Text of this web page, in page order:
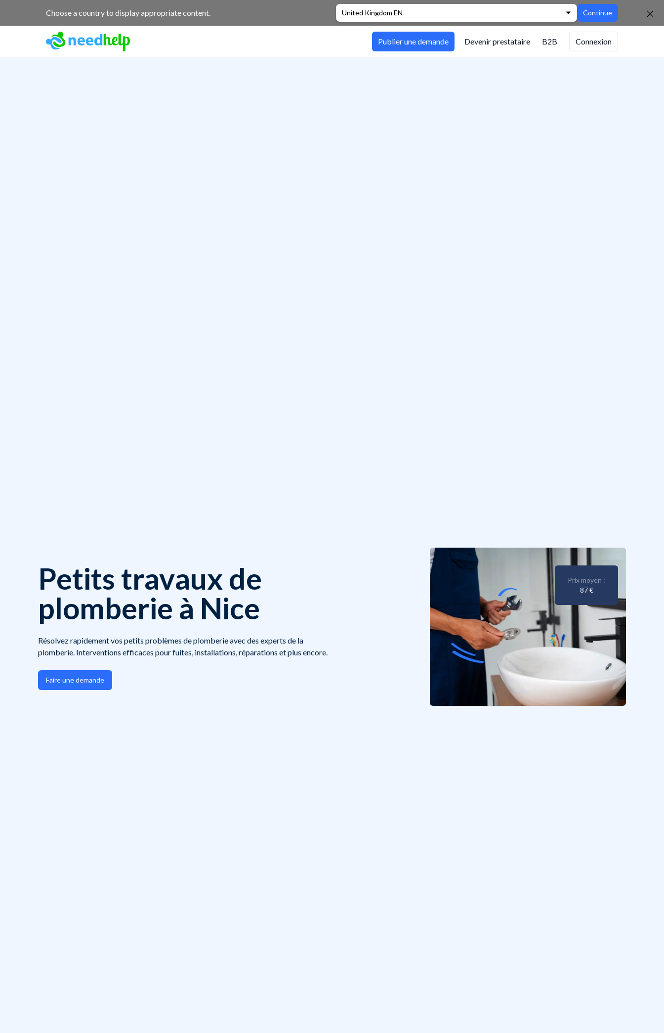
Choose a country to display appropriate content. United Kingdom EN Continue
Publier une demande Devenir prestataire B2B Connexion
Petits travaux de
plomberie à Nice
Résolvez rapidement vos petits problèmes de plomberie avec des experts de la
plomberie. Interventions efficaces pour fuites, installations, réparations et plus encore.
Faire une demande
Prix moyen :
87 €